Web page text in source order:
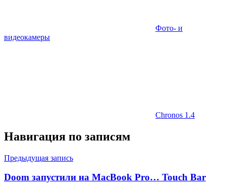
Фото- и
видеокамеры
Chronos 1.4
Навигация по записям
Предыдущая запись
Doom запустили на MacBook Pro… Touch Bar